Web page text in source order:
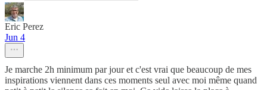
Eric Perez
Jun 4
Je marche 2h minimum par jour et c'est vrai que beaucoup de mes
inspirations viennent dans ces moments seul avec moi même quand